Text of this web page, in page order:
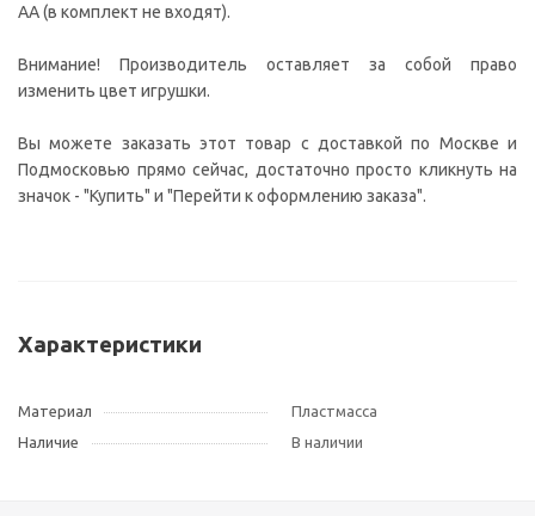
АА (в комплект не входят).
Внимание! Производитель оставляет за собой право
изменить цвет игрушки.
Вы можете заказать этот товар с доставкой по Москве и
Подмосковью прямо сейчас, достаточно просто кликнуть на
значок - "Купить" и "Перейти к оформлению заказа".
Характеристики
Материал
Пластмасса
Наличие
В наличии